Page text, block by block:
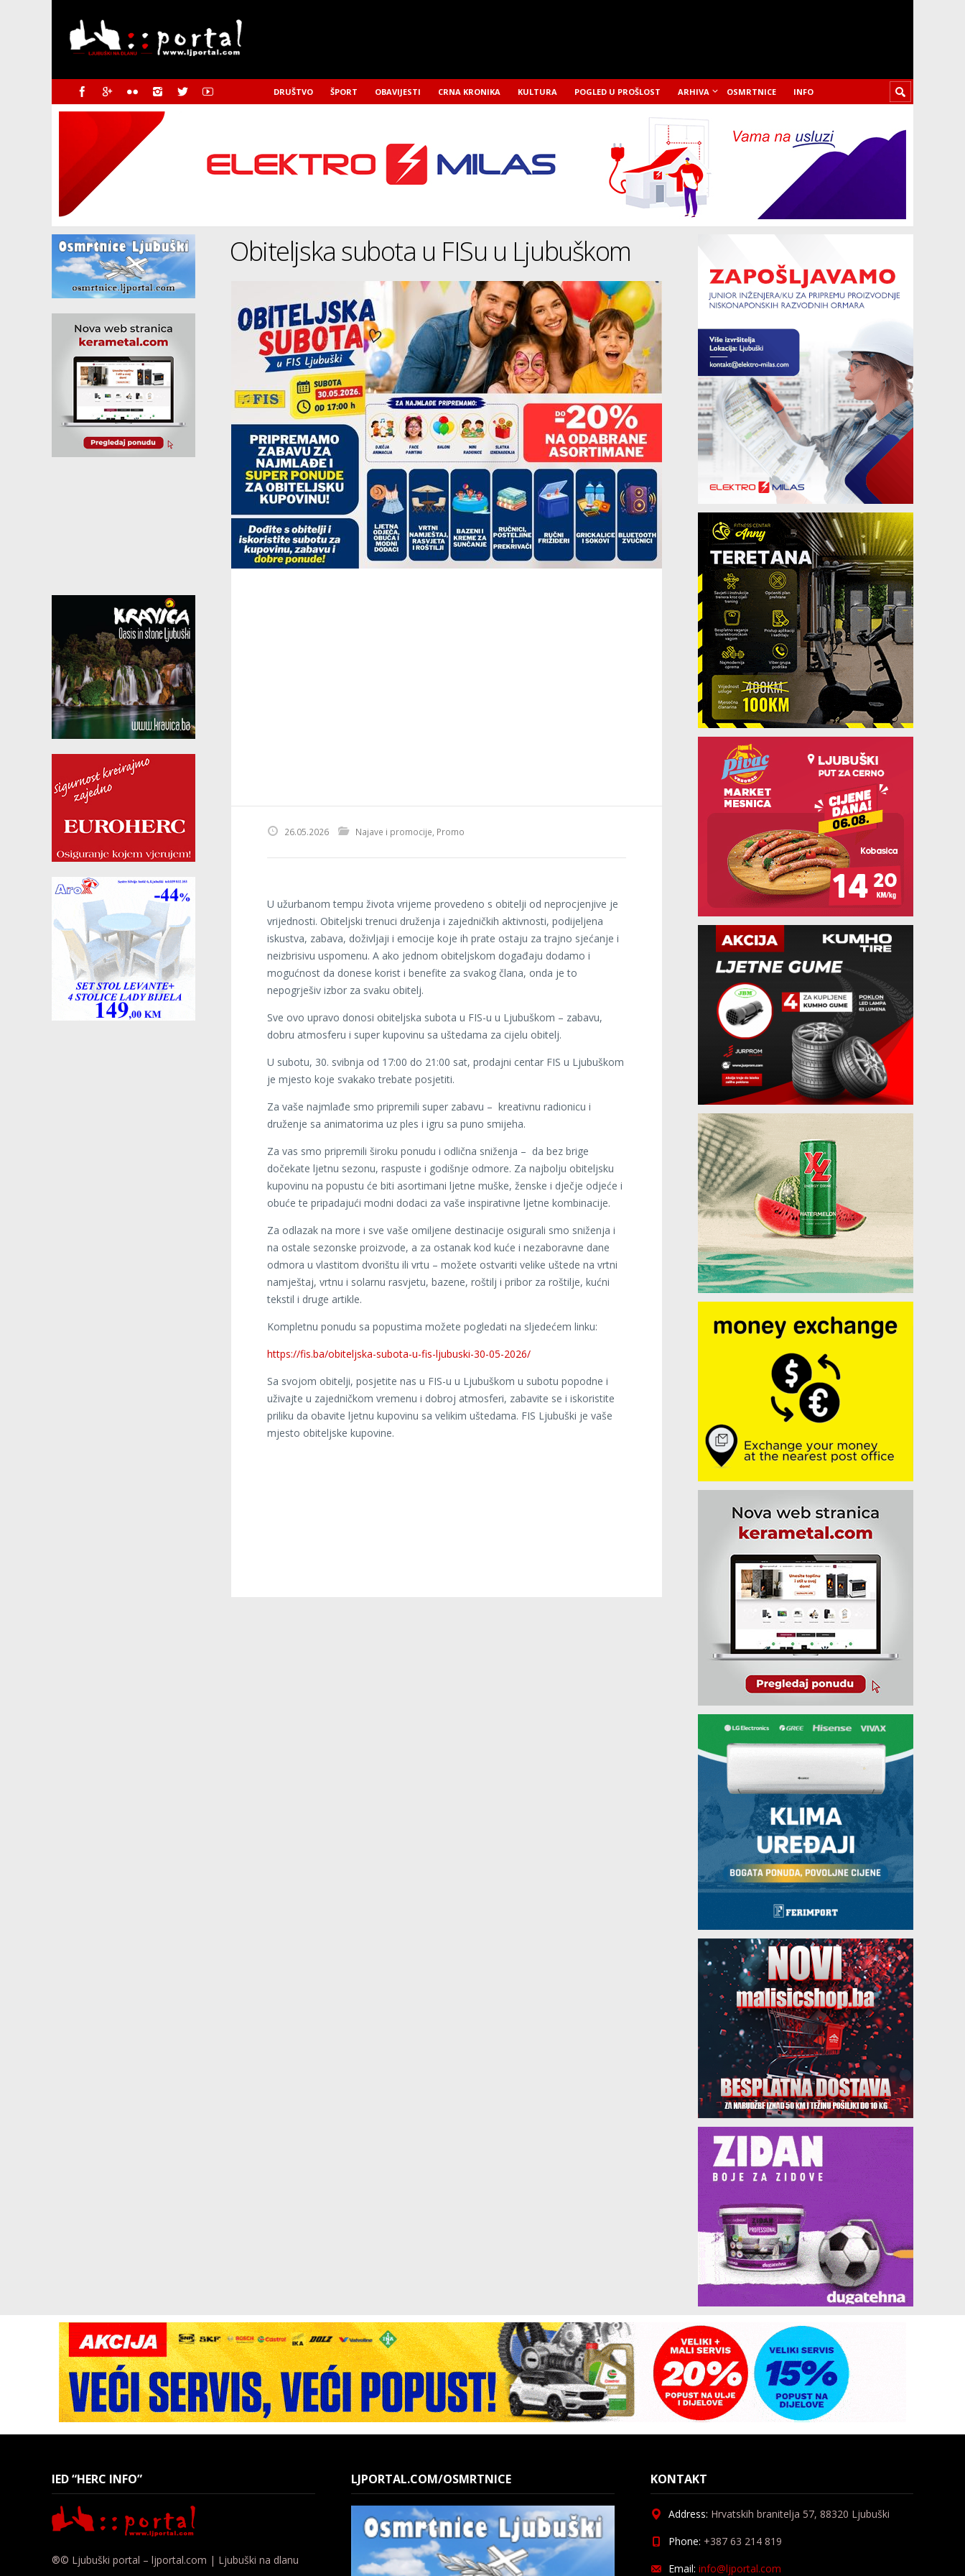
DRUŠTVO ŠPORT OBAVIJESTI CRNA KRONIKA KULTURA POGLED U PROŠLOST ARHIVA OSMRTNICE INFO
Obiteljska subota u FISu u Ljubuškom
26.05.2026 Najave i promocije Promo
U užurbanom tempu života vrijeme provedeno s obitelji od neprocjenjive je
vrijednosti. Obiteljski trenuci druženja i zajedničkih aktivnosti, podijeljena
iskustva, zabava, doživljaji i emocije koje ih prate ostaju za trajno sjećanje i
neizbrisivu uspomenu. A ako jednom obiteljskom događaju dodamo i
mogućnost da donese korist i benefite za svakog člana, onda je to
nepogrješiv izbor za svaku obitelj.
Sve ovo upravo donosi obiteljska subota u FIS-u u Ljubuškom – zabavu,
dobru atmosferu i super kupovinu sa uštedama za cijelu obitelj.
U subotu, 30. svibnja od 17:00 do 21:00 sat, prodajni centar FIS u Ljubuškom
je mjesto koje svakako trebate posjetiti.
Za vaše najmlađe smo pripremili super zabavu – kreativnu radionicu i
druženje sa animatorima uz ples i igru sa puno smijeha.
Za vas smo pripremili široku ponudu i odlična sniženja – da bez brige
dočekate ljetnu sezonu, raspuste i godišnje odmore. Za najbolju obiteljsku
kupovinu na popustu će biti asortimani ljetne muške, ženske i dječje odjeće i
obuće te pripadajući modni dodaci za vaše inspirativne ljetne kombinacije.
Za odlazak na more i sve vaše omiljene destinacije osigurali smo sniženja i
na ostale sezonske proizvode, a za ostanak kod kuće i nezaboravne dane
odmora u vlastitom dvorištu ili vrtu – možete ostvariti velike uštede na vrtni
namještaj, vrtnu i solarnu rasvjetu, bazene, roštilj i pribor za roštilje, kućni
tekstil i druge artikle.
Kompletnu ponudu sa popustima možete pogledati na sljedećem linku:
https://fis.ba/obiteljska-subota-u-fis-ljubuski-30-05-2026/
Sa svojom obitelji, posjetite nas u FIS-u u Ljubuškom u subotu popodne i
uživajte u zajedničkom vremenu i dobroj atmosferi, zabavite se i iskoristite
priliku da obavite ljetnu kupovinu sa velikim uštedama. FIS Ljubuški je vaše
mjesto obiteljske kupovine.
IED “HERC INFO”
®© Ljubuški portal – ljportal.com | Ljubuški na dlanu
LJPORTAL.COM/OSMRTNICE KONTAKT
Address: Hrvatskih branitelja 57, 88320 Ljubuški
Phone: +387 63 214 819
Email: info@ljportal.com